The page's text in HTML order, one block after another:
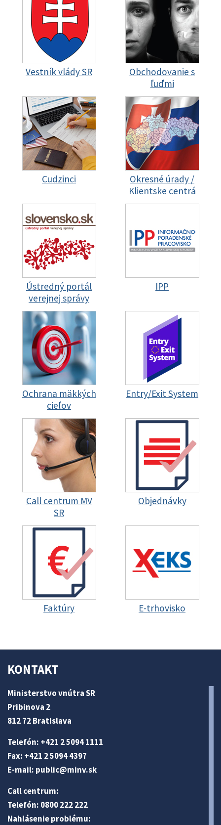
Vestník vlády SR
Obchodovanie s
ľuďmi
Cudzinci
Okresné úrady /
Klientske centrá
Ústredný portál
verejnej správy
IPP
Ochrana mäkkých
cieľov
Entry/Exit System
Call centrum MV
SR
Objednávky
Faktúry E-trhovisko
KONTAKT
Ministerstvo vnútra SR
Pribinova 2
812 72 Bratislava
Telefón: +421 2 5094 1111
Fax: +421 2 5094 4397
E-mail: public@minv.sk
Call centrum:
Telefón: 0800 222 222
Nahlásenie problému: